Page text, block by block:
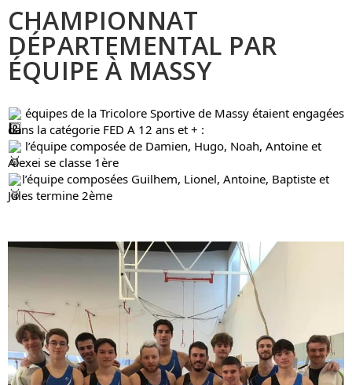
CHAMPIONNAT
DÉPARTEMENTAL PAR
ÉQUIPE À MASSY
équipes de la Tricolore Sportive de Massy étaient engagées
dans la catégorie FED A 12 ans et + :
l’équipe composée de Damien, Hugo, Noah, Antoine et
Alexei se classe 1ère
l’équipe composées Guilhem, Lionel, Antoine, Baptiste et
Jules termine 2ème